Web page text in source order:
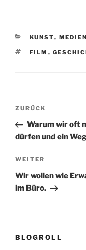
KATEGORIEN
KUNST, MEDIEN
FILM ,
Vorheriger
Beitrag
ZURÜCK
Warum wir oft
dürfen und ein
Nächster
Beitrag
WEITER
Wir wollen wie
im Büro.
BLOGROLL